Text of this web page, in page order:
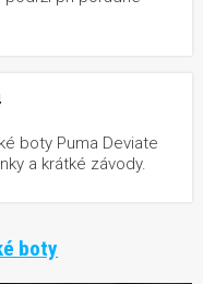
boty Puma Deviate
a krátké závody.
boty